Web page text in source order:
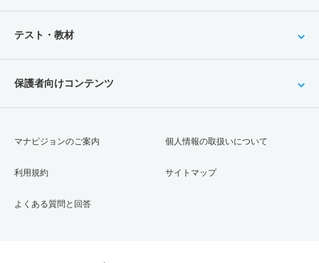
テスト・教材
保護者向けコンテンツ
マナビジョンのご案内
利用規約
よくある質問と回答
個人情報の取扱いについて
サイトマップ